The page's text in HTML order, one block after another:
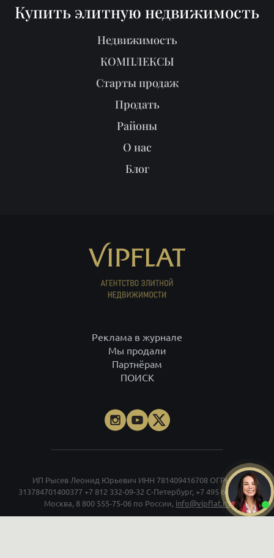
Купить элитную недвижимость
Недвижимость
КОМПЛЕКСЫ
Старты продаж
Продать
Районы
О нас
Блог
Реклама в журнале
Мы продали
Партнёрам
ПОИСК
ИП Рысев Леонид Юрьевич ИНН 781409416708 ОГРНИП
313784701400377 +7 812 332-09-32 С-Петербург, +7 495 646-85-46
Москва, 8 800 555-75-06 по России, info@vipflat.ru